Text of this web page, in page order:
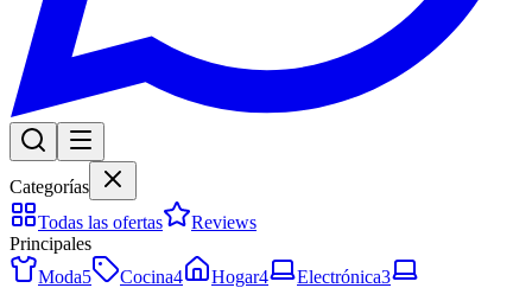
Categorías
Todas las ofertas
Reviews
Principales
Moda5 Cocina4 Hogar4 Electrónica3